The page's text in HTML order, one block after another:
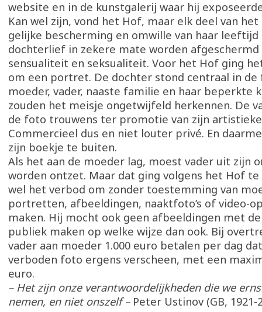
website en in de kunstgalerij waar hij
Kan wel zijn, vond het Hof, maar elk deel van
gelijke bescherming en omwille van haar
dochterlief in zekere mate worden afgeschermd
sensualiteit en seksualiteit. Voor het Hof ging
om een portret. De dochter stond centraal in de
moeder, vader, naaste familie en haar beperkte
zouden het meisje ongetwijfeld herkennen. De
de foto trouwens ter promotie van zijn
Commercieel dus en niet louter privé. En
zijn boekje te buiten.
Als het aan de moeder lag, moest vader uit zijn
worden ontzet. Maar dat ging volgens het Hof te
wel het verbod om zonder toestemming van
portretten, afbeeldingen, naaktfoto’s of video-
maken. Hij mocht ook geen afbeeldingen met
publiek maken op welke wijze dan ook. Bij
vader aan moeder 1.000 euro betalen per dag
verboden foto ergens verscheen, met een
euro.
– Het zijn onze verantwoordelijkheden die we
nemen, en niet onszelf – Peter Ustinov (GB, 1921-